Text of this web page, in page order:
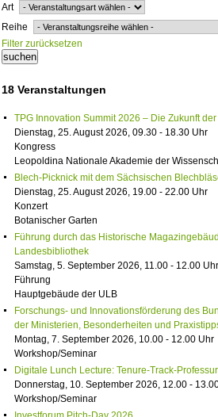
Art
Reihe
Filter zurücksetzen
18 Veranstaltungen
TPG Innovation Summit 2026 – Die Zukunft
Dienstag, 25. August 2026, 09.30 - 18.30 Uhr
Kongress
Leopoldina Nationale Akademie der
Blech-Picknick mit dem Sächsischen
Dienstag, 25. August 2026, 19.00 - 22.00 Uhr
Konzert
Botanischer Garten
Führung durch das Historische
Landesbibliothek
Samstag, 5. September 2026, 11.00 - 12.00 Uhr
Führung
Hauptgebäude der ULB
Forschungs- und Innovationsförderung des
der Ministerien, Besonderheiten und
Montag, 7. September 2026, 10.00 - 12.00 Uhr
Workshop/Seminar
Digitale Lunch Lecture: Tenure-Track-Professur
Donnerstag, 10. September 2026, 12.00 -
Workshop/Seminar